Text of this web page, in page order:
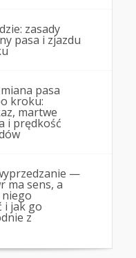
zasady
pasa i zjazdu
pasa
kroku:
martwe
i prędkość
—
ma sens, a
niego
i jak go
z